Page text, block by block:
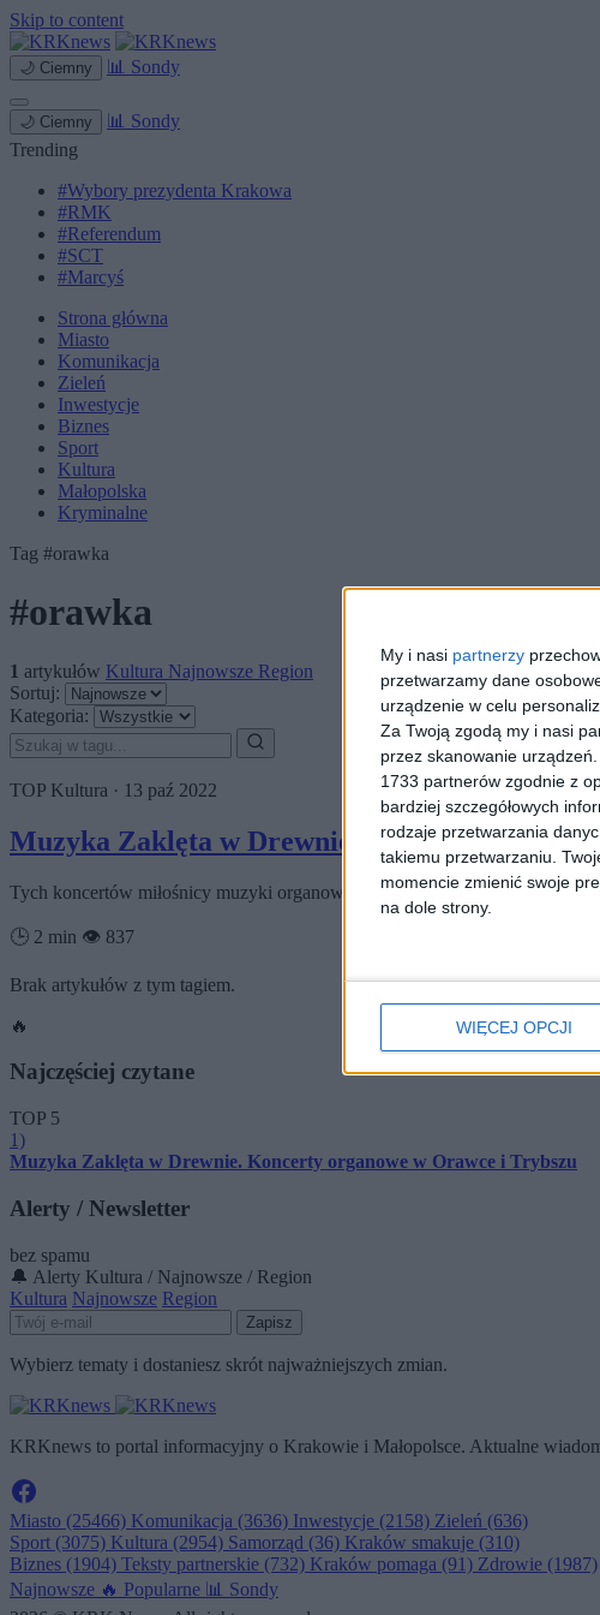
My i nasi partnerzy
przetwarzamy dane
urządzenie w celu
Za Twoją zgodą my i nasi
przez skanowanie
1733 partnerów zgodnie z
bardziej szczegółowych
rodzaje przetwarzania
takiemu przetwarzaniu.
momencie zmienić swoje
na dole strony.
WIĘCEJ OPCJI
Skip to content
🌙 Ciemny 📊 Sondy
🌙 Ciemny 📊 Sondy
Trending
#Wybory prezydenta Krakowa
#RMK
#Referendum
#SCT
#Marcyś
Strona główna
Miasto
Komunikacja
Zieleń
Inwestycje
Biznes
Sport
Kultura
Małopolska
Kryminalne
Tag #orawka
#orawka
1 artykułów Kultura Najnowsze Region
Sortuj:
Kategoria:
TOP Kultura · 13 paź 2022
Muzyka Zaklęta w Drewnie. Koncerty
Tych koncertów miłośnicy muzyki organowej nie mogą przegapić.
🕒 2 min 👁️ 837
Brak artykułów z tym tagiem.
🔥
Najczęściej czytane
TOP 5
1)
Muzyka Zaklęta w Drewnie. Koncerty organowe w Orawce i Trybszu
Alerty / Newsletter
bez spamu
🔔 Alerty Kultura / Najnowsze / Region
Kultura Najnowsze Region
Zapisz
Wybierz tematy i dostaniesz skrót najważniejszych zmian.
KRKnews to portal informacyjny o Krakowie i Małopolsce. Aktualne
Miasto (25466) Komunikacja (3636) Inwestycje (2158) Zieleń (636)
Sport (3075) Kultura (2954) Samorząd (36) Kraków smakuje (310)
Biznes (1904) Teksty partnerskie (732) Kraków pomaga (91) Zdrowie (1987)
Najnowsze 🔥 Popularne 📊 Sondy